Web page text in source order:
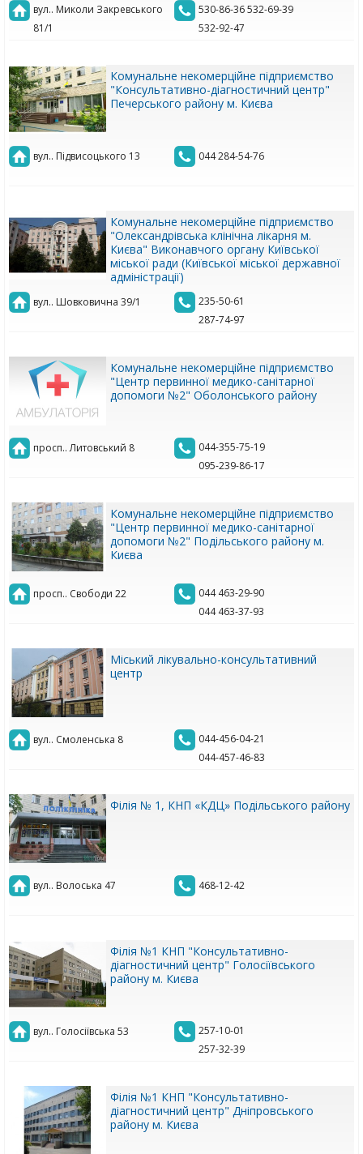
вул.. Миколи Закревського
81/1
530-86-36 532-69-39
532-92-47
Комунальне некомерційне підприємство
"Консультативно-діагностичний центр"
Печерського району м. Києва
вул.. Підвисоцького 13 044 284-54-76
Комунальне некомерційне підприємство
"Олександрівська клінічна лікарня м.
Києва" Виконавчого органу Київської
міської ради (Київської міської державної
адміністрації)
вул.. Шовковична 39/1
235-50-61
287-74-97
Комунальне некомерційне підприємство
"Центр первинної медико-санітарної
допомоги №2" Оболонського району
просп.. Литовський 8
044-355-75-19
095-239-86-17
Комунальне некомерційне підприємство
"Центр первинної медико-санітарної
допомоги №2" Подільського району м.
Києва
просп.. Свободи 22
044 463-29-90
044 463-37-93
Міський лікувально-консультативний
центр
вул.. Смоленська 8
044-456-04-21
044-457-46-83
Філія № 1, КНП «КДЦ» Подільського району
вул.. Волоська 47 468-12-42
Філія №1 КНП "Консультативно-
діагностичний центр" Голосіївського
району м. Києва
вул.. Голосіївська 53
257-10-01
257-32-39
Філія №1 КНП "Консультативно-
діагностичний центр" Дніпровського
району м. Києва